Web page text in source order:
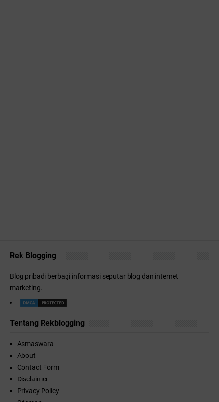
Rek Blogging
Blog pribadi berbagi informasi seputar blog dan internet
marketing.
Tentang Rekblogging
Asmaswara
About
Contact Form
Disclaimer
Privacy Policy